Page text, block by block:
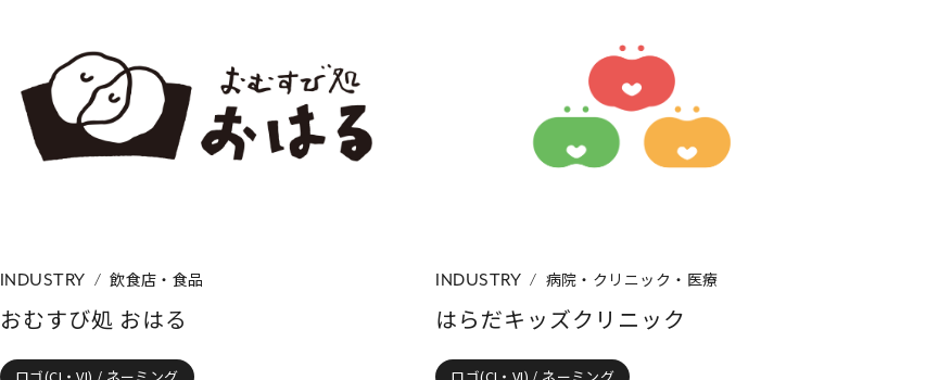
INDUSTRY 飲食店・食品
おむすび処 おはる
INDUSTRY 病院・クリニック・医療
はらだキッズクリニック